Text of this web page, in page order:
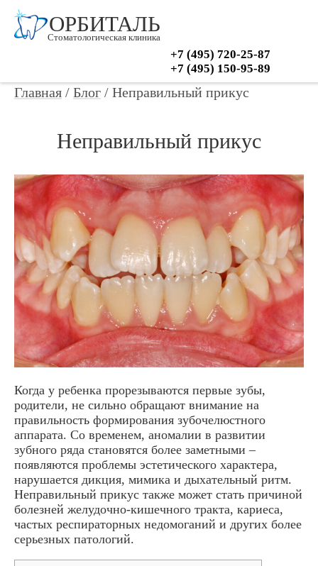
ОРБИТАЛЬ
Стоматологическая клиника
+7 (495) 720-25-87
+7 (495) 150-95-89
Главная / Блог / Неправильный прикус
Неправильный прикус
Когда у ребенка прорезываются первые зубы,
родители, не сильно обращают внимание на
правильность формирования зубочелюстного
аппарата. Со временем, аномалии в развитии
зубного ряда становятся более заметными –
появляются проблемы эстетического характера,
нарушается дикция, мимика и дыхательный ритм.
Неправильный прикус также может стать причиной
болезней желудочно-кишечного тракта, кариеса,
частых респираторных недомоганий и других более
серьезных патологий.